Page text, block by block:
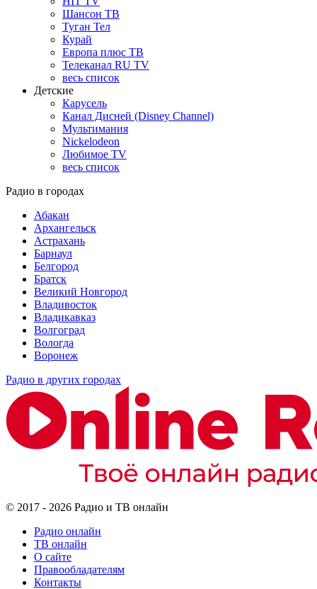
Шансон ТВ
Туган Тел
Курай
Европа плюс ТВ
Телеканал RU TV
весь список
Детские
Карусель
Канал Дисней (Disney Channel)
Мультимания
Nickelodeon
Любимое TV
весь список
Радио в городах
Абакан
Архангельск
Астрахань
Барнаул
Белгород
Братск
Великий Новгород
Владивосток
Владикавказ
Волгоград
Вологда
Воронеж
Радио в других городах
© 2017 - 2026 Радио и ТВ онлайн
Радио онлайн
ТВ онлайн
О сайте
Правообладателям
Контакты